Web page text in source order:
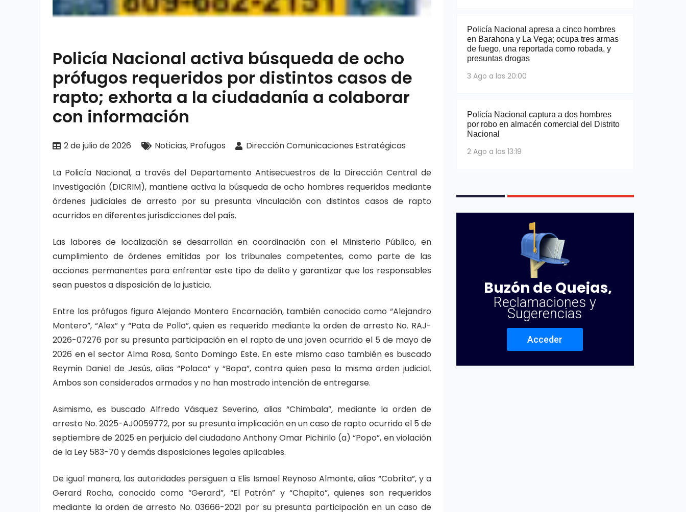
Policía Nacional activa búsqueda de ocho
prófugos requeridos por distintos casos de
rapto; exhorta a la ciudadanía a colaborar
con información
2 de julio de 2026 Noticias, Profugos Dirección Comunicaciones Estratégicas
La Policía Nacional, a través del Departamento Antisecuestros de la Dirección Central de
Investigación (DICRIM), mantiene activa la búsqueda de ocho hombres requeridos mediante
órdenes judiciales de arresto por su presunta vinculación con distintos casos de rapto
ocurridos en diferentes jurisdicciones del país.
Las labores de localización se desarrollan en coordinación con el Ministerio Público, en
cumplimiento de órdenes emitidas por los tribunales competentes, como parte de las
acciones permanentes para enfrentar este tipo de delito y garantizar que los responsables
sean puestos a disposición de la justicia.
Entre los prófugos figura Alejando Montero Encarnación, también conocido como “Alejandro
Montero”, “Alex” y “Pata de Pollo”, quien es requerido mediante la orden de arresto No. RAJ-
2026-07276 por su presunta participación en el rapto de una joven ocurrido el 5 de mayo de
2026 en el sector Alma Rosa, Santo Domingo Este. En este mismo caso también es buscado
Reymin Daniel de Jesús, alias “Polaco” y “Bopa”, contra quien pesa la misma orden judicial.
Ambos son considerados armados y no han mostrado intención de entregarse.
Asimismo, es buscado Alfredo Vásquez Severino, alias “Chimbala”, mediante la orden de
arresto No. 2025-AJ0059772, por su presunta implicación en un caso de rapto ocurrido el 5 de
septiembre de 2025 en perjuicio del ciudadano Anthony Omar Pichirilo (a) “Popo”, en violación
de la Ley 583-70 y demás disposiciones legales aplicables.
De igual manera, las autoridades persiguen a Elis Ismael Reynoso Almonte, alias “Cobrita”, y a
Gerard Rocha, conocido como “Gerard”, “El Patrón” y “Chapito”, quienes son requeridos
mediante la orden de arresto No. 03666-2021 por su presunta participación en un caso de
Policía Nacional apresa a cinco hombres
en Barahona y La Vega; ocupa tres armas
de fuego, una reportada como robada, y
presuntas drogas
3 Ago a las 20:00
Policía Nacional captura a dos hombres
por robo en almacén comercial del Distrito
Nacional
2 Ago a las 13:19
Buzón de Quejas,
Reclamaciones y
Sugerencias
Acceder